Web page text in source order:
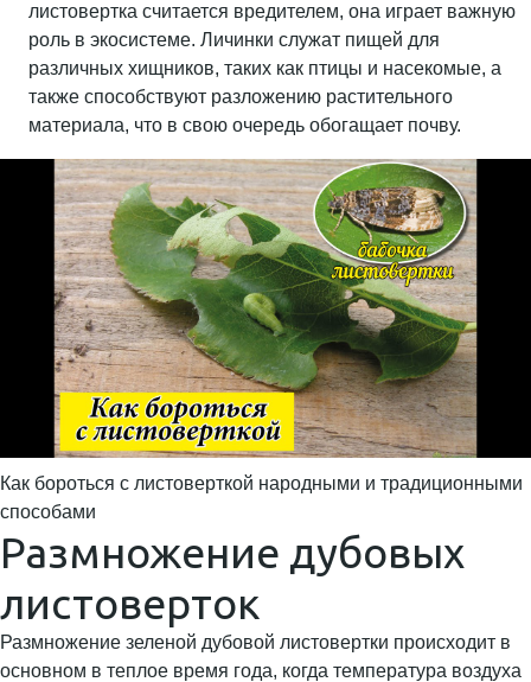
листовертка считается вредителем, она играет важную
роль в экосистеме. Личинки служат пищей для
различных хищников, таких как птицы и насекомые, а
также способствуют разложению растительного
материала, что в свою очередь обогащает почву.
Как бороться с листоверткой народными и традиционными
способами
Размножение дубовых
листоверток
Размножение зеленой дубовой листовертки происходит в
основном в теплое время года, когда температура воздуха